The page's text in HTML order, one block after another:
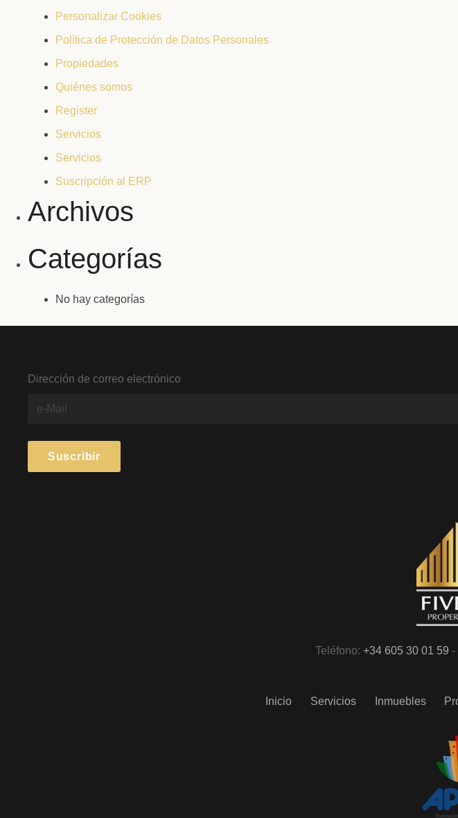
Personalizar Cookies
Política de Protección de Datos Personales
Propiedades
Quiénes somos
Register
Servicios
Servicios
Suscripción al ERP
Archivos
Categorías
No hay categorías
Dirección de correo electrónico
Teléfono: +34 605 30 01 59 -
Inicio Servicios Inmuebles